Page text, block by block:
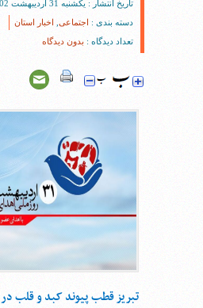
تاریخ انتشار : یکشنبه 31 اردیبهشت 1402 - 11:17
دسته بندی : اجتماعی اخبار استان
تعداد دیدگاه : بدون دیدگاه
تبریز قطب پیوند کبد و قلب